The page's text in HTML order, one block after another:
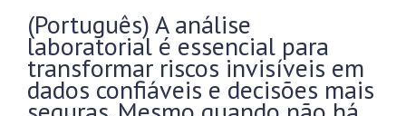
(Português) A análise
laboratorial é essencial para
transformar riscos invisíveis em
dados confiáveis e decisões mais